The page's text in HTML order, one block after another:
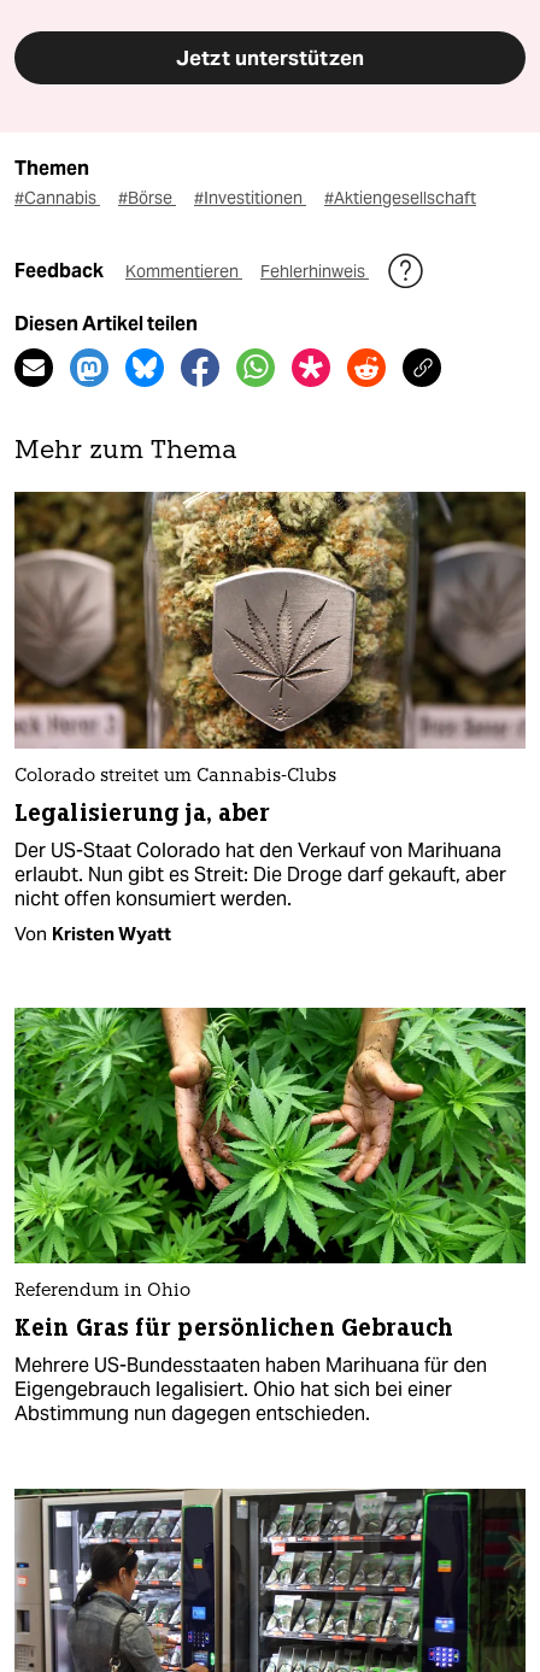
Jetzt unterstützen
Themen
#Cannabis #Börse #Investitionen #Aktiengesellschaft
Feedback Kommentieren Fehlerhinweis
Diesen Artikel teilen
Mehr zum Thema
Colorado streitet um Cannabis-Clubs
Legalisierung ja, aber
Der US-Staat Colorado hat den Verkauf von Marihuana
erlaubt. Nun gibt es Streit: Die Droge darf gekauft, aber
nicht offen konsumiert werden.
Von Kristen Wyatt
Referendum in Ohio
Kein Gras für persönlichen Gebrauch
Mehrere US-Bundesstaaten haben Marihuana für den
Eigengebrauch legalisiert. Ohio hat sich bei einer
Abstimmung nun dagegen entschieden.